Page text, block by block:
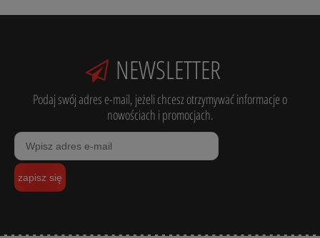
NEWSLETTER
Podaj swój adres e-mail, jeżeli chcesz otrzymywać informacje o
nowościach i promocjach.
zapisz się